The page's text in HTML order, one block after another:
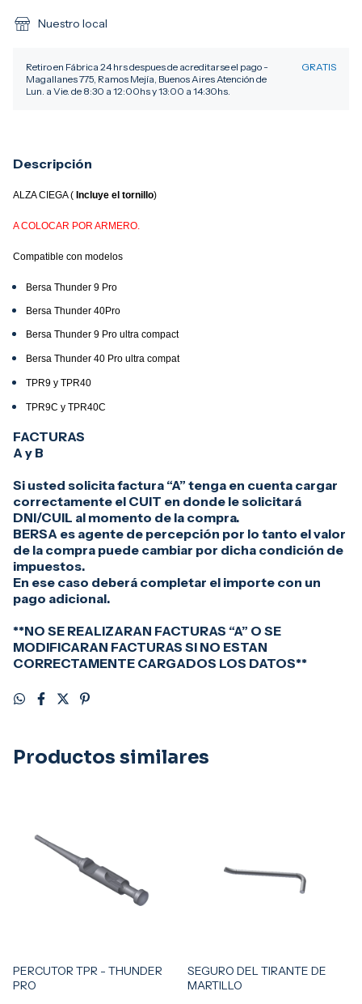
Nuestro local
Retiro en Fábrica 24 hrs despues de acreditarse el pago -
Magallanes 775, Ramos Mejía, Buenos Aires Atención de
Lun. a Vie. de 8:30 a 12:00hs y 13:00 a 14:30hs.
GRATIS
Descripción
ALZA CIEGA ( Incluye el tornillo)
A COLOCAR POR ARMERO.
Compatible con modelos
Bersa Thunder 9 Pro
Bersa Thunder 40Pro
Bersa Thunder 9 Pro ultra compact
Bersa Thunder 40 Pro ultra compat
TPR9 y TPR40
TPR9C y TPR40C
FACTURAS
A y B
Si usted solicita factura “A” tenga en cuenta cargar
correctamente el CUIT en donde le solicitará
DNI/CUIL al momento de la compra.
BERSA es agente de percepción por lo tanto el valor
de la compra puede cambiar por dicha condición de
impuestos.
En ese caso deberá completar el importe con un
pago adicional.
**NO SE REALIZARAN FACTURAS “A” O SE
MODIFICARAN FACTURAS SI NO ESTAN
CORRECTAMENTE CARGADOS LOS DATOS**
Productos similares
PERCUTOR TPR - THUNDER
PRO
SEGURO DEL TIRANTE DE
MARTILLO